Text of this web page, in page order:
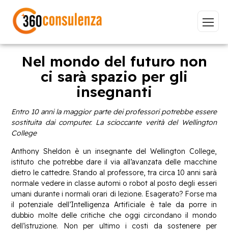
Vai
GDPR NIS2 Bandi ISO 27001
Sviluppo software BeeProd
Inizia a digitare per visualizzare le pagine consigliate.
Nel mondo del futuro non
ci sarà spazio per gli
insegnanti
Entro 10 anni la maggior parte dei professori potrebbe essere
sostituita dai computer. La scioccante verità del Wellington
College
Anthony Sheldon è un insegnante del Wellington College,
istituto che potrebbe dare il via all’avanzata delle macchine
dietro le cattedre. Stando al professore, tra circa 10 anni sarà
normale vedere in classe automi o robot al posto degli esseri
umani durante i normali orari di lezione. Esagerato? Forse ma
il potenziale dell’Intelligenza Artificiale è tale da porre in
dubbio molte delle critiche che oggi circondano il mondo
dell’istruzione. Non per ultimo i costi da sostenere per